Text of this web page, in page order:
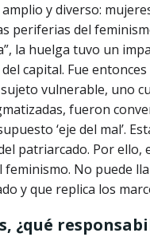
y diverso:
periferias del
la huelga tuvo un
capital. Fue
vulnerable, uno
fueron
‘eje del mal’.
patriarcado. Por
No puede
y que replica los
¿qué